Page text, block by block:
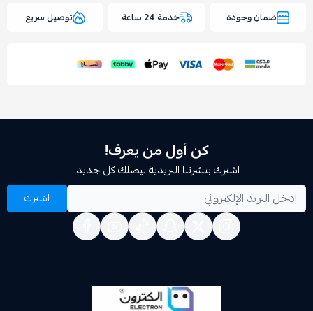
خدمة 24 ساعة توصيل سريع
كن أول من يعرف!
اشترك بنشرتنا البريدية ليصلك كل جديد.